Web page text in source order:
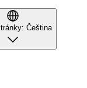
Čeština